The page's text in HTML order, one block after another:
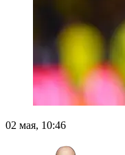
02 мая, 10:46